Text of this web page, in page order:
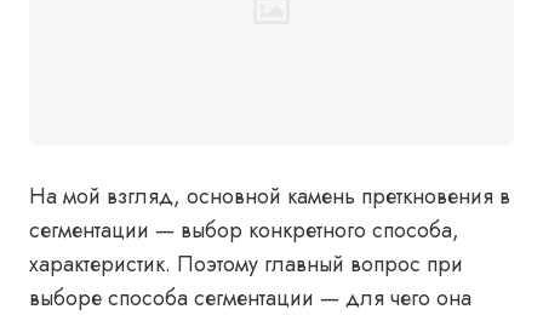
На мой взгляд, основной камень преткновения в
сегментации — выбор конкретного способа,
характеристик. Поэтому главный вопрос при
выборе способа сегментации — для чего она